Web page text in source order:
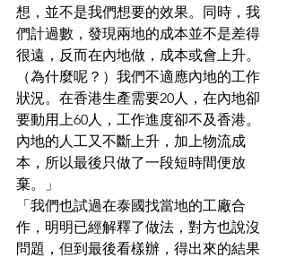
想，並不是我們想要的效果。同時，我
們計過數，發現兩地的成本並不是差得
很遠，反而在內地做，成本或會上升。
（為什麼呢？）我們不適應內地的工作
狀況。在香港生產需要20人，在內地卻
要動用上60人，工作進度卻不及香港。
內地的人工又不斷上升，加上物流成
本，所以最後只做了一段短時間便放
棄。」
「我們也試過在泰國找當地的工廠合
作，明明已經解釋了做法，對方也說沒
問題，但到最後看樣辦，得出來的結果